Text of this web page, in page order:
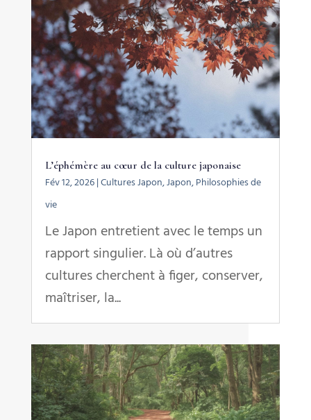
L’éphémère au cœur de la culture japonaise
Fév 12, 2026|Cultures Japon,Japon,Philosophies de
vie
Le Japon entretient avec le temps un
rapport singulier. Là où d’autres
cultures cherchent à figer, conserver,
maîtriser, la...